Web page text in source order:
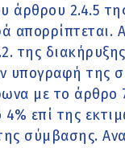
άρθρου 2.4.5
της
υπογραφή της
με το
επί της
σύμβασης.